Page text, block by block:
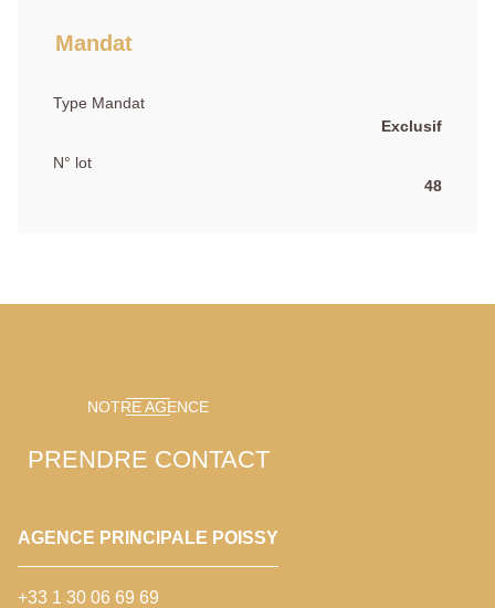
Mandat
Type Mandat
Exclusif
N° lot
48
NOTRE AGENCE
PRENDRE CONTACT
AGENCE PRINCIPALE POISSY
+33 1 30 06 69 69